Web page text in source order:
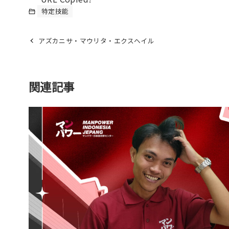
特定技能
アズカニサ・マウリタ・エクスヘイル
関連記事